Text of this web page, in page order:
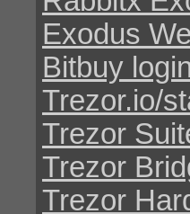
Exodus
Bitbuy
Trezor.io/
Trezor
Trezor
Trezor